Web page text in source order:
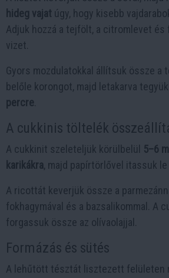
hideg vajat úgy, hogy kisebb
Adjuk hozzá a tejfölt, a citromlevet és
vizet.
Gyors mozdulatokkal állítsuk össze a
belőle korongot, majd letakarva
percre
A cukkinis töltelék
A cukkinit szeleteljük körülbelül 5–6
karikákra, majd papírtörlővel itassuk
A ricottát keverjük össze a
fokhagymával és a bazsalikommal. A
forgassuk össze az olívaolajjal.
Formázás és sütés
A lehűtött tésztát lisztezett felületen